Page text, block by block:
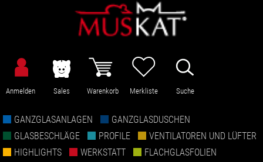
Anmelden Sales Warenkorb Merkliste Suche
GANZGLASANLAGEN
GANZGLASDUSCHEN
GLASBESCHLÄGE
PROFILE
VENTILATOREN UND LÜFTER
HIGHLIGHTS
WERKSTATT
FLACHGLASFOLIEN